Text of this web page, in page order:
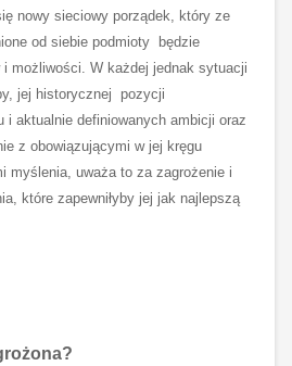
nowy sieciowy porządek, który ze
od siebie podmioty będzie
możliwości. W każdej jednak sytuacji
jej historycznej pozycji
i aktualnie definiowanych ambicji oraz
z obowiązującymi w jej kręgu
myślenia, uważa to za zagrożenie i
które zapewniłyby jej jak najlepszą